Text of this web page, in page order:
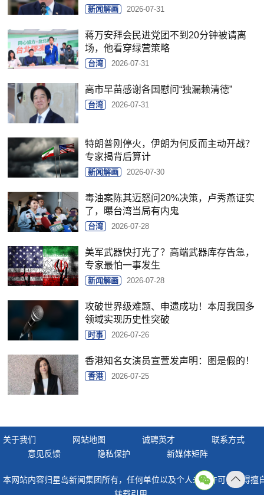
新闻解画 2026-07-31
蒋万安拜会民进党团不到20分钟被请离
场，他看穿绿营策略
台湾 2026-07-31
高市早苗感谢各国慰问“独漏赖清德”
台湾 2026-07-31
特朗普刚停火，伊朗为何反而主动开战？
专家揭背后算计
新闻解画 2026-07-30
毒油案陈其迈怒问20%决策，卢秀燕证实
了，曝台湾当局有内鬼
台湾 2026-07-28
美军武器快打光了？高端武器库存告急，
专家最怕一事发生
新闻解画 2026-07-28
攻破世界级难题、申遗成功！本周我国多
领域实现历史性突破
时事 2026-07-26
香港知名女演员宣萱发声明：图是假的！
香港 2026-07-25
关于我们 网站地图 诚聘英才
联系方式
意见反馈
隐私保护 新媒体矩阵
本网站内容归星岛新闻集团所有，任何单位以及个人未经许可，不得擅